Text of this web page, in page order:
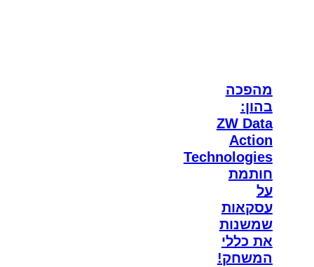
מהפכה
בהון:
ZW Data
Action
Technologies
חותמת
על
עסקאות
שמשנות
את כללי
המשחק!